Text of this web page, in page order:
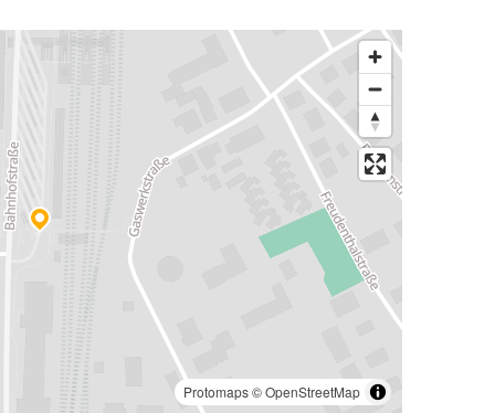
Protomaps©OpenStreetMap